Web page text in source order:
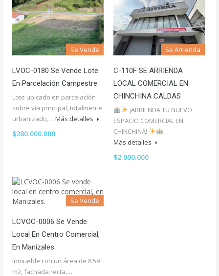
Se Vende
LVOC-0180 Se Vende Lote
En Parcelación Campestre.
Lote ubicado en parcelación
sobre vía principal, totalmente
urbanizado,… Más detalles
$280.000.000
Se Arrienda
C-110F SE ARRIENDA
LOCAL COMERCIAL EN
CHINCHINA CALDAS
¡ARRIENDA TU NUEVO
ESPACIO COMERCIAL EN
CHINCHINÁ!
…
Más detalles
$2.000.000
Se Vende
LCVOC-0006 Se Vende
Local En Centro Comercial,
En Manizales.
Inmueble con un área de 8.59
m2, fachada recta,…